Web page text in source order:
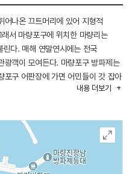
어나온 끄트머리에 있어 지형적
서 마량포구에 위치한 마량리는
린다. 매해 연말연시에는 전국
광객이 모여든다. 마량포구 방파제는
포구 어판장에 가면 어민들이 갓 잡아
있다. 또한, 마량포구에서는 축제가
, 7월 춘장대해수욕장 여름 문화
이 열려 볼거리, 먹을거리가
의 수령을 자랑하는 동백나무 70여
. 여름철 저녁엔 LED 조명을 밝히는
내용 더보기